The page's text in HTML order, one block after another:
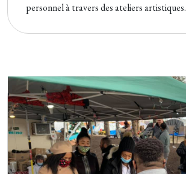
personnel à travers des ateliers artistiques.